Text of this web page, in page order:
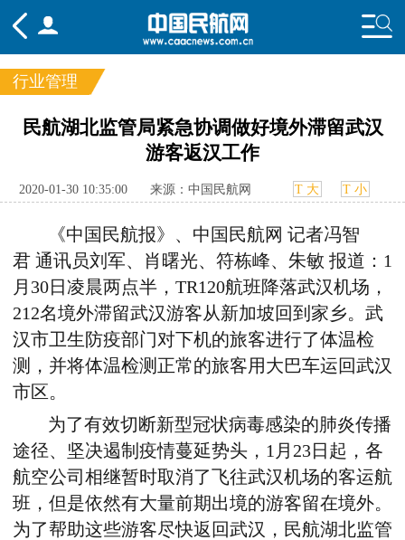
频道
国内
航图 智库 专题 舆情
行业管理
民航湖北监管局紧急协调做好境外滞留武汉
游客返汉工作
2020-01-30 10:35:00 来源：中国民航网 T 大 T 小
《中国民航报》、中国民航网记者冯智
君 通讯员刘军、肖曙光、符栋峰、朱敏 报道： 1
月30日凌晨两点半，TR120航班降落武汉机场，
212名境外滞留武汉游客从新加坡回到家乡。武
汉市卫生防疫部门对下机的旅客进行了体温检
测，并将体温检测正常的旅客用大巴车运回武汉
市区。
为了有效切断新型冠状病毒感染的肺炎传播
途径、坚决遏制疫情蔓延势头， 1月23日起，各
航空公司相继暂时取消了飞往武汉机场的客运航
班，但是依然有大量前期出境的游客留在境外。
为了帮助这些游客尽快返回武汉，民航湖北监管